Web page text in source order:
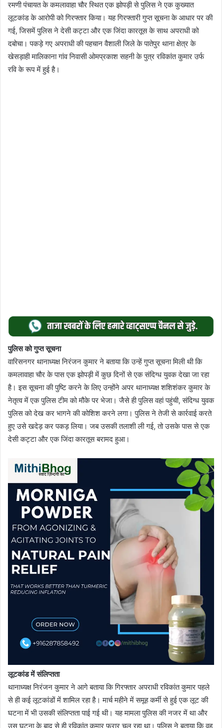
रमणी पंचायत के कमलावाहा चौर स्थित एक झोपड़ी से पुलिस ने एक कुख्यात
लूटकांड के आरोपी को गिरफ्तार किया। यह गिरफ्तारी गुप्त सूचना के आधार पर की
गई, जिसमें पुलिस ने देसी कट्टा और एक जिंदा कारतूस के साथ अपराधी को
दबोचा। पकड़े गए अपराधी की पहचान वैशाली जिले के पातेपुर थाना क्षेत्र के
खेसड़ाही मालिकाना गांव निवासी ओमप्रकाश सहनी के पुत्र रविकांत कुमार उर्फ
रवि के रूप में हुई है।
पुलिस को गुप्त सूचना
वारिसनगर थानाध्यक्ष निरंजन कुमार ने बताया कि उन्हें गुप्त सूचना मिली थी कि
कमलावाहा चौर के पास एक झोपड़ी में कुछ दिनों से एक संदिग्ध युवक देखा जा रहा
है। इस सूचना की पुष्टि करने के लिए उन्होंने अपर थानाध्यक्ष शशिशंकर कुमार के
नेतृत्व में एक पुलिस टीम को मौके पर भेजा। जैसे ही पुलिस वहां पहुंची, संदिग्ध युवक
पुलिस को देख कर भागने की कोशिश करने लगा। पुलिस ने तेजी से कार्रवाई करते
हुए उसे खदेड़ कर पकड़ लिया। जब उसकी तलाशी ली गई, तो उसके पास से एक
देसी कट्टा और एक जिंदा कारतूस बरामद हुआ।
लूटकांड में संलिप्तता
थानाध्यक्ष निरंजन कुमार ने आगे बताया कि गिरफ्तार अपराधी रविकांत कुमार पहले
से ही कई लूटकांडों में शामिल रहा है। मार्च महीने में समूह कर्मी से हुई एक लूट की
घटना में भी उसकी संलिप्तता पाई गई थी। यह मामला पुलिस की नजर में था और
उस घटना के बाद से ही रविकांत कुमार फरार चल रहा था। पुलिस ने बताया कि वह